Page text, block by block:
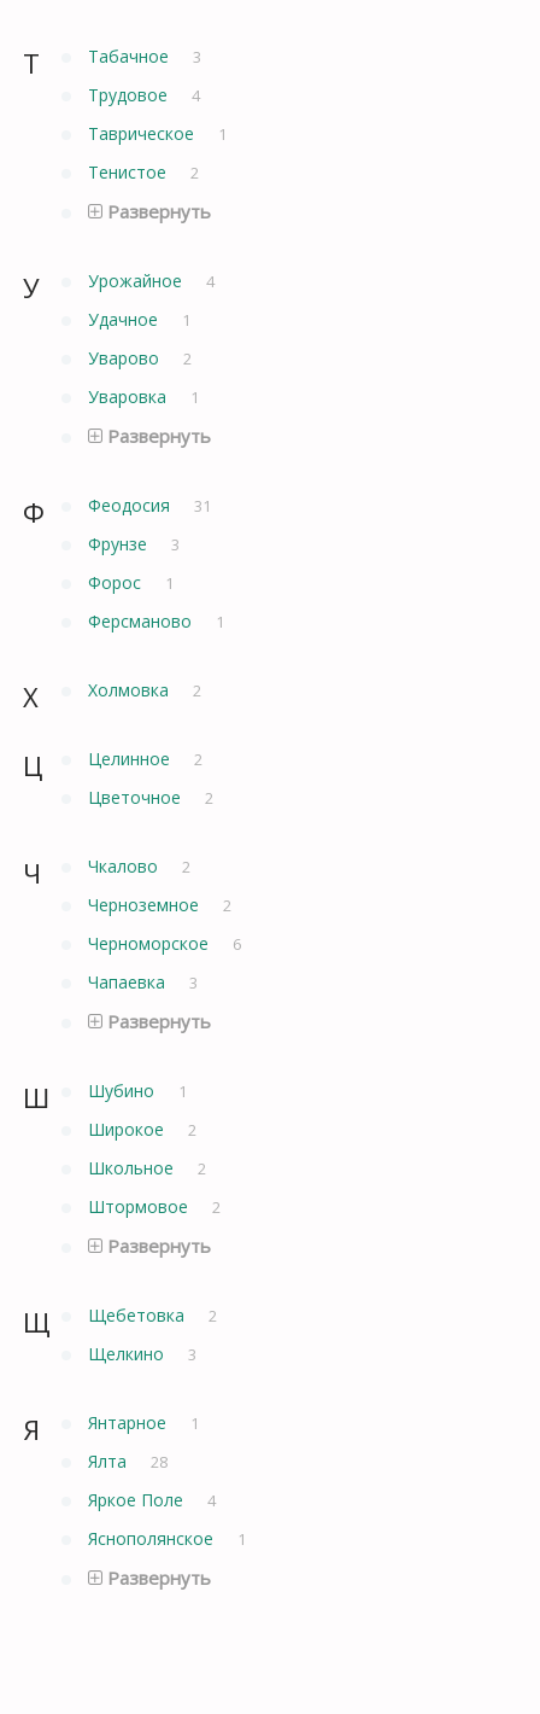
Т Табачное 3
Трудовое 4
Таврическое 1
Тенистое 2
Развернуть
У Урожайное 4
Удачное 1
Уварово 2
Уваровка 1
Развернуть
Ф Феодосия 31
Фрунзе 3
Форос 1
Ферсманово 1
Х Холмовка 2
Ц Целинное 2
Цветочное 2
Ч Чкалово 2
Черноземное 2
Черноморское 6
Чапаевка 3
Развернуть
Ш Шубино 1
Широкое 2
Школьное 2
Штормовое 2
Развернуть
Щ Щебетовка 2
Щелкино 3
Я Янтарное 1
Ялта 28
Яркое Поле 4
Яснополянское 1
Развернуть